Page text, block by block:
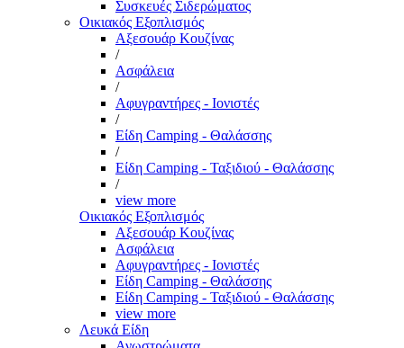
Συσκευές Σιδερώματος
Οικιακός Εξοπλισμός
Αξεσουάρ Κουζίνας
/
Ασφάλεια
/
Αφυγραντήρες - Ιονιστές
/
Είδη Camping - Θαλάσσης
/
Είδη Camping - Ταξιδιού - Θαλάσσης
/
view more
Οικιακός Εξοπλισμός
Αξεσουάρ Κουζίνας
Ασφάλεια
Αφυγραντήρες - Ιονιστές
Είδη Camping - Θαλάσσης
Είδη Camping - Ταξιδιού - Θαλάσσης
view more
Λευκά Είδη